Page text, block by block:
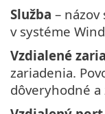
Služba – názov
v systéme
Vzdialené
zariadenia.
dôveryhodné a